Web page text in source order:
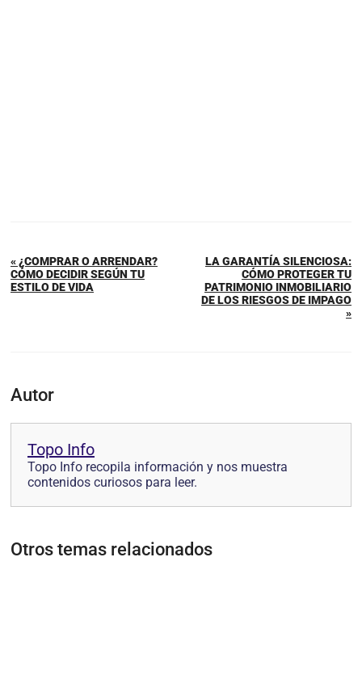
« ¿COMPRAR O ARRENDAR?
CÓMO DECIDIR SEGÚN TU
ESTILO DE VIDA
LA GARANTÍA SILENCIOSA:
CÓMO PROTEGER TU
PATRIMONIO INMOBILIARIO
DE LOS RIESGOS DE IMPAGO
»
Autor
Topo Info
Topo Info recopila información y nos muestra
contenidos curiosos para leer.
Otros temas relacionados